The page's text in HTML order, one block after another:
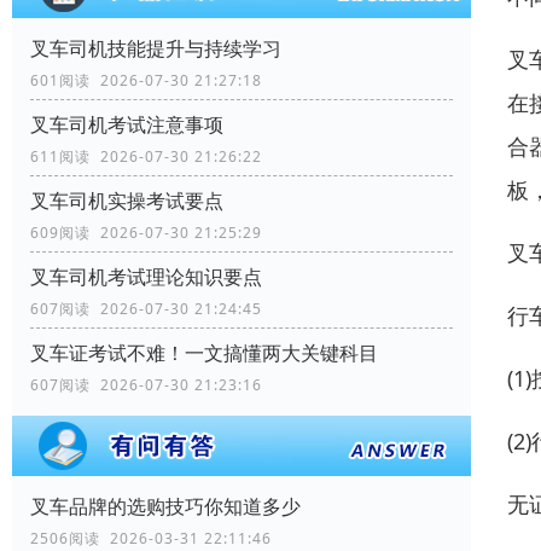
叉车司机技能提升与持续学习
601阅读 2026-07-30 21:27:18
叉车司机考试注意事项
611阅读 2026-07-30 21:26:22
叉车司机实操考试要点
609阅读 2026-07-30 21:25:29
叉车司机考试理论知识要点
607阅读 2026-07-30 21:24:45
叉车证考试不难！一文搞懂两大关键科目
607阅读 2026-07-30 21:23:16
叉车品牌的选购技巧你知道多少
2506阅读 2026-03-31 22:11:46
叉
在
合
板
叉
行
(1)
(2)
无